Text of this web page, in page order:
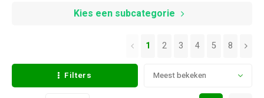
Kies een subcategorie
Filters Meest bekeken
1 2 3 4 5 8